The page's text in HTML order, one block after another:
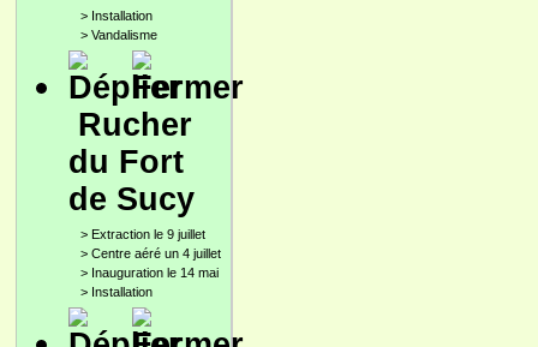
> Installation
> Vandalisme
Rucher
du Fort
de Sucy
> Extraction le 9 juillet
> Centre aéré un 4 juillet
> Inauguration le 14 mai
> Installation